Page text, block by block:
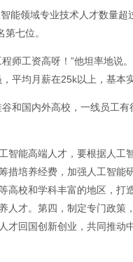
能领域专业技术人才数量超
七位。
师工资高呀！”他坦率地说
平均月薪在25k以上，基本
和国内外高校，一线员工有
智能高端人才，要根据人工
措培养经费，加强人工智能
高校和学科丰富的地区，打
人才。第四，制定专门政策
才回国创新创业，共同推动